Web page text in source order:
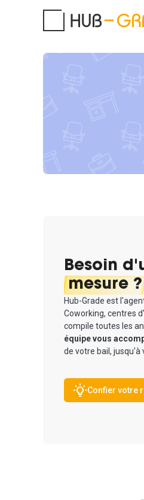
Besoin
mesure ?
Hub-Grade est
Coworking, centres
compile toutes les
équipe vous
de votre bail, jusqu'à
Confier votre